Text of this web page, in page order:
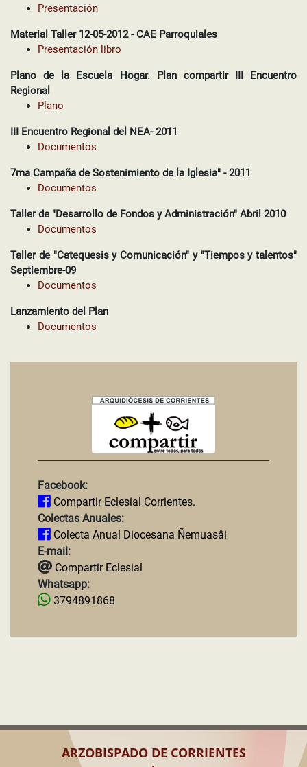
Presentación
Material Taller 12-05-2012 - CAE Parroquiales
Presentación libro
Plano de la Escuela Hogar. Plan compartir III Encuentro
Regional
Plano
III Encuentro Regional del NEA- 2011
Documentos
7ma Campaña de Sostenimiento de la Iglesia" - 2011
Documentos
Taller de "Desarrollo de Fondos y Administración" Abril 2010
Documentos
Taller de "Catequesis y Comunicación" y "Tiempos y talentos"
Documentos
Lanzamiento del Plan
Documentos
Facebook:
Compartir Eclesial Corrientes.
Colectas Anuales:
Colecta Anual Diocesana Ñemuasâi
E-mail:
Compartir Eclesial
Whatsapp:
3794891868
ARZOBISPADO DE CORRIENTES